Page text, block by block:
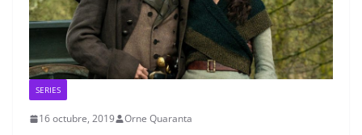
SERIES
16 octubre, 2019 Orne Quaranta